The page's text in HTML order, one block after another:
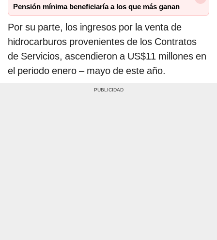
Pensión mínima beneficiaría a los que más ganan
Por su parte, los ingresos por la venta de
hidrocarburos provenientes de los Contratos
de Servicios, ascendieron a US$11 millones en
el periodo enero – mayo de este año.